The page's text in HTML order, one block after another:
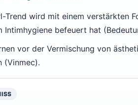
Trend wird mit einem verstärkten
Intimhygiene befeuert hat
vor der Vermischung von
(Vinmec).